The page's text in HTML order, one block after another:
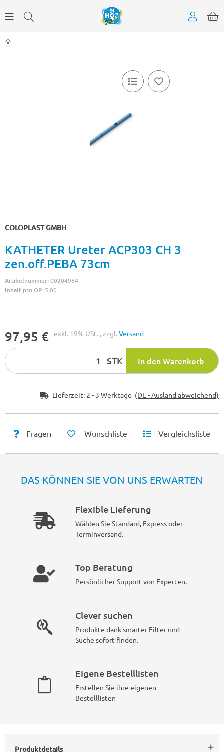
COLOPLAST GMBH
KATHETER Ureter ACP303 CH 3
zen.off.PEBA 73cm
Artikelnummer:00204984
Inhalt pro OP: 5,00
97,95 € exkl. 19% USt. , zzgl.Versand
STK In den Warenkorb
Lieferzeit: 2 - 3 Werktage (DE - Ausland abweichend)
Fragen Wunschliste Vergleichsliste
DAS KÖNNEN SIE VON UNS ERWARTEN
Flexible Lieferung
Wählen Sie Standard, Express oder
Terminversand.
Top Beratung
Persönlicher Support von Experten.
Clever suchen
Produkte dank smarter Filter und
Suche sofort finden.
Eigene Bestelllisten
Erstellen Sie ihre eigenen
Bestelllisten
Produktdetails